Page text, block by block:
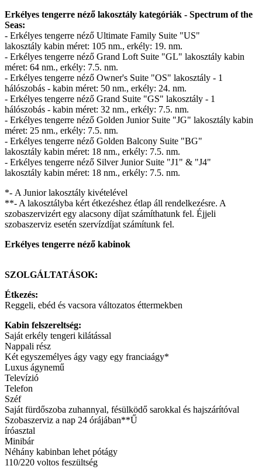
Erkélyes tengerre néző lakosztály kategóriák - Spectrum of the
Seas:
- Erkélyes tengerre néző Ultimate Family Suite "US"
lakosztály kabin méret: 105 nm., erkély: 19. nm.
- Erkélyes tengerre néző Grand Loft Suite "GL" lakosztály kabin
méret: 64 nm., erkély: 7.5. nm.
- Erkélyes tengerre néző Owner's Suite "OS" lakosztály - 1
hálószobás - kabin méret: 50 nm., erkély: 24. nm.
- Erkélyes tengerre néző Grand Suite "GS" lakosztály - 1
hálószobás - kabin méret: 32 nm., erkély: 7.5. nm.
- Erkélyes tengerre néző Golden Junior Suite "JG" lakosztály kabin
méret: 25 nm., erkély: 7.5. nm.
- Erkélyes tengerre néző Golden Balcony Suite "BG"
lakosztály kabin méret: 18 nm., erkély: 7.5. nm.
- Erkélyes tengerre néző Silver Junior Suite "J1" & "J4"
lakosztály kabin méret: 18 nm., erkély: 7.5. nm.
*- A Junior lakosztály kivételével
**- A lakosztályba kért étkezéshez étlap áll rendelkezésre. A
szobaszervizért egy alacsony díjat számíthatunk fel. Éjjeli
szobaszerviz esetén szervízdíjat számítunk fel.
Erkélyes tengerre néző kabinok
SZOLGÁLTATÁSOK:
Étkezés:
Reggeli, ebéd és vacsora változatos éttermekben
Kabin felszereltség:
Saját erkély tengeri kilátással
Nappali rész
Két egyszemélyes ágy vagy egy franciaágy*
Luxus ágynemű
Televízió
Telefon
Széf
Saját fürdőszoba zuhannyal, fésülködő sarokkal és hajszárítóval
Szobaszerviz a nap 24 órájában**Ű
íróasztal
Minibár
Néhány kabinban lehet pótágy
110/220 voltos feszültség